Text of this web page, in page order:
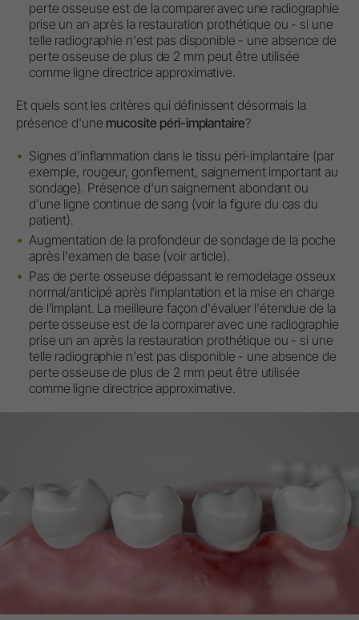
perte osseuse est de la comparer avec une radiographie
prise un an après la restauration prothétique ou - si une
telle radiographie n'est pas disponible - une absence de
perte osseuse de plus de 2 mm peut être utilisée
comme ligne directrice approximative.
Et quels sont les critères qui définissent désormais la
présence d'une mucosite péri-implantaire?
Signes d'inflammation dans le tissu péri-implantaire (par
exemple, rougeur, gonflement, saignement important au
sondage). Présence d'un saignement abondant ou
d'une ligne continue de sang (voir la figure du cas du
patient).
Augmentation de la profondeur de sondage de la poche
après l'examen de base (voir article).
Pas de perte osseuse dépassant le remodelage osseux
normal/anticipé après l'implantation et la mise en charge
de l'implant. La meilleure façon d'évaluer l'étendue de la
perte osseuse est de la comparer avec une radiographie
prise un an après la restauration prothétique ou - si une
telle radiographie n'est pas disponible - une absence de
perte osseuse de plus de 2 mm peut être utilisée
comme ligne directrice approximative.